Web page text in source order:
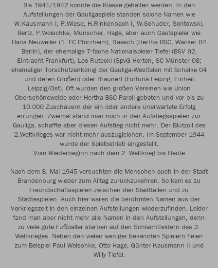
Bis 1941/1942 konnte die Klasse gehalten werden. In den
Aufstellungen der Gauligaspiele standen solche Namen wie
W.Kausmann I, P.Wiese, H.Rinkenbach I, W.Schuder, Sontowski,
Bertz, P.Woischke, Münscher, Hage, aber auch Gastspieler wie
Hans Neuweiler (1. FC Pforzheim), Raasch (Hertha BSC, Wacker 04
Berlin), der ehemalige 7-fache Nationalspieler Tiefel (BSV 92,
Eintracht Frankfurt), Leo Rutecki (SpvG Herten, SC Münster 08;
ehemaliger Torschützenkönig der Gauliga-Westfalen mit Schalke 04
und deren Größen) oder Braunert (Fortuna Leipzig, Einheit
Leipzig/Ost). Oft wurden den großen Vereinen wie Union
Oberschöneweide oder Hertha BSC Paroli geboten und vor bis zu
10.000 Zuschauern der ein oder andere unerwartete Erfolg
errungen. Zweimal stand man noch in den Aufstiegsspielen zur
Gauliga, schaffte aber diesen Aufstieg nicht mehr. Der Blutzoll des
2.Weltkrieges war nicht mehr auszugleichen. Im September 1944
wurde der Spielbetrieb eingestellt.
Vom Wiederbeginn nach dem 2. Weltkrieg bis Heute
Nach dem 8. Mai 1945 versuchten die Menschen auch in der Stadt
Brandenburg wieder zum Alltag zurückzukehren. So kam es zu
Freundschaftsspielen zwischen den Stadtteilen und zu
Städtespielen. Auch hier waren die berühmten Namen aus der
Vorkriegszeit in den einzelnen Aufstellungen wiederzufinden. Leider
fand man aber nicht mehr alle Namen in den Aufstellungen, denn
zu viele gute Fußballer starben auf den Schlachtfeldern des 2.
Weltkrieges. Neben den vielen weniger bekannten Spielern fielen
zum Beispiel Paul Woischke, Otto Hage, Günter Kausmann II und
Willy Tiefel.